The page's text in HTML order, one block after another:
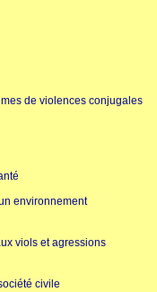
de violences conjugales
environnement
viols et agressions
civile